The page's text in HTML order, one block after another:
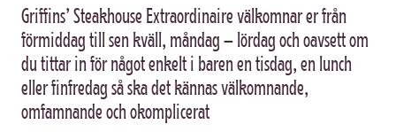
Griffins’ Steakhouse Extraordinaire välkomnar er från
förmiddag till sen kväll, måndag – lördag och oavsett om
du tittar in för något enkelt i baren en tisdag, en lunch
eller finfredag så ska det kännas välkomnande,
omfamnande och okomplicerat